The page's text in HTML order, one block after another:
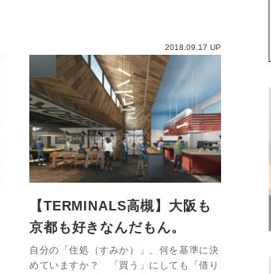
2018.09.17 UP
【TERMINALS高槻】大阪も
京都も好きなんだもん。
自分の「住処（すみか）」、何を基準に決
めていますか？ 「買う」にしても「借り